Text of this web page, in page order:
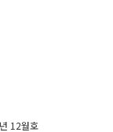
12월호